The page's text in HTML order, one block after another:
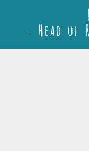
- Head of